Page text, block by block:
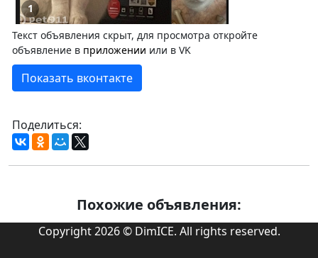
1
Текст объявления скрыт, для просмотра откройте
объявление в приложении или в VK
Показать вконтакте
Поделиться:
Похожие объявления:
Copyright 2026 © DimICE. All rights reserved.